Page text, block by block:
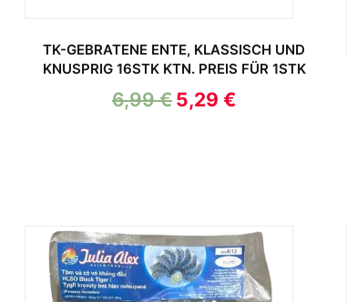
TK-GEBRATENE ENTE, KLASSISCH UND
KNUSPRIG 16STK KTN. PREIS FÜR 1STK
6,99€ 5,29 €